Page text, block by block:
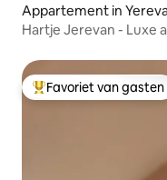
Appartement in
Hartje Jerevan - Luxe
Topfavoriet van
Favoriet van gasten